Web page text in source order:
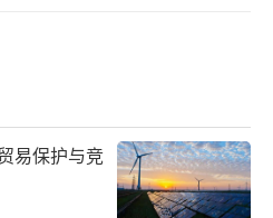
易保护与竞